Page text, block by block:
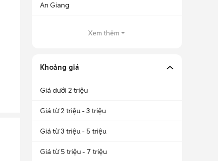
An Giang
Xem thêm
Khoảng giá
Giá dưới 2 triệu
Giá từ 2 triệu - 3 triệu
Giá từ 3 triệu - 5 triệu
Giá từ 5 triệu - 7 triệu